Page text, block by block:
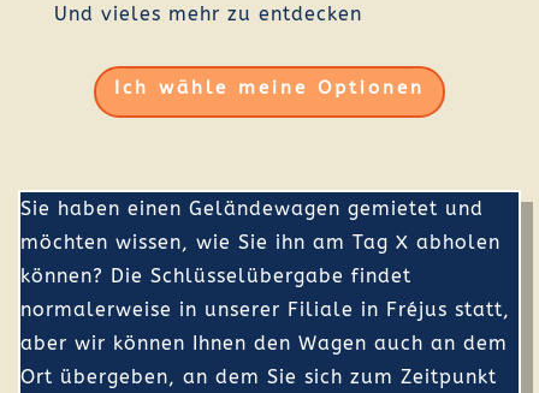
Und vieles mehr zu entdecken
Ich wähle meine Optionen
Sie haben einen Geländewagen gemietet und
möchten wissen, wie Sie ihn am Tag X abholen
können? Die Schlüsselübergabe findet
normalerweise in unserer Filiale in Fréjus statt,
aber wir können Ihnen den Wagen auch an dem
Ort übergeben, an dem Sie sich zum Zeitpunkt